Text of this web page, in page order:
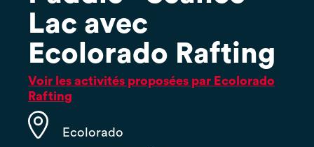
Lac avec
Ecolorado Rafting
Voir les activités proposées par Ecolorado
Rafting
Ecolorado